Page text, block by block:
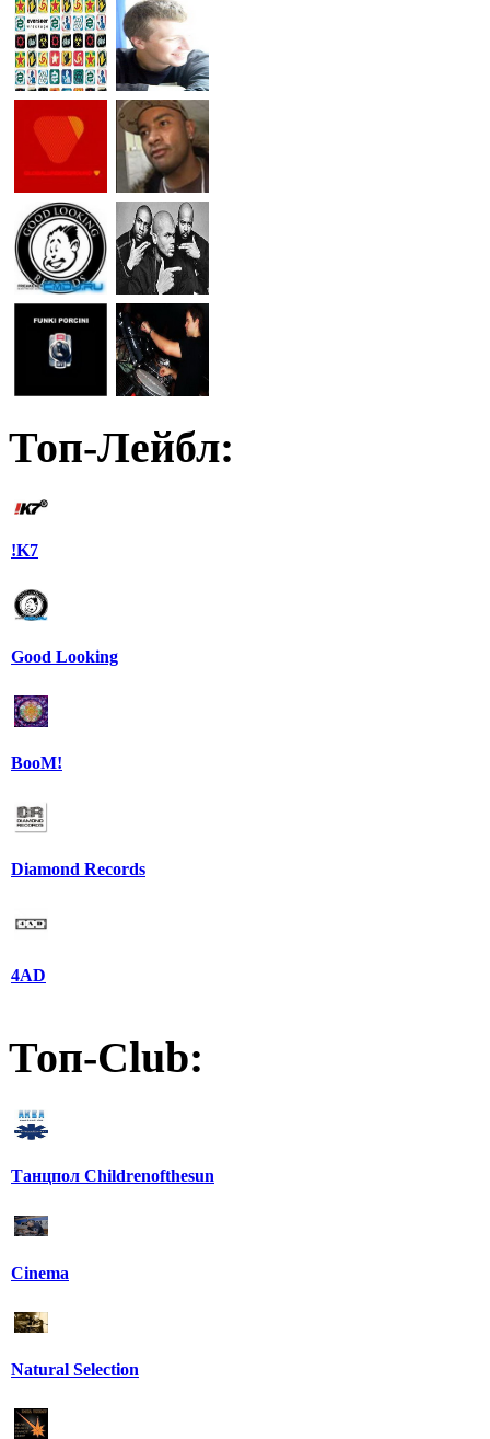
Топ-Лейбл:
!K7
Good Looking
BooM!
Diamond Records
4AD
Топ-Club:
Танцпол Childrenofthesun
Cinema
Natural Selection